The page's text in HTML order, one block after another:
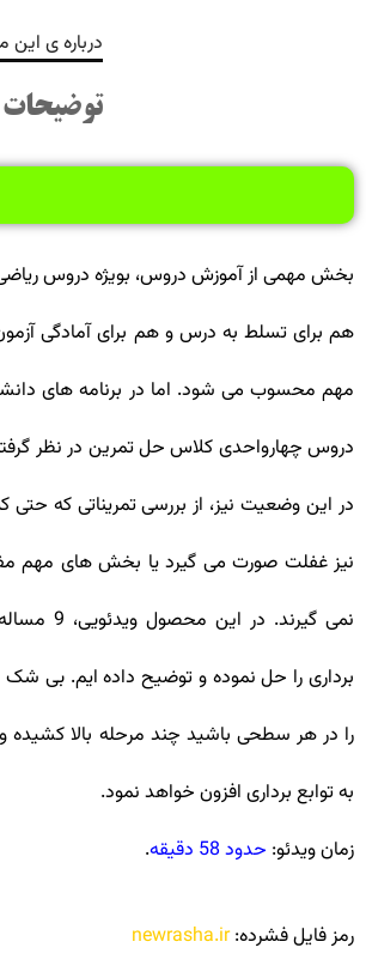
درباره ی
توضیحات
بخش مهمی از آموزش دروس، بویژه دروس
هم برای تسلط به درس و هم برای آمادگی
مهم محسوب می شود. اما در برنامه های
دروس چهارواحدی کلاس حل تمرین در نظر
در این وضعیت نیز، از بررسی تمریناتی که حتی
نیز غفلت صورت می گیرد یا بخش های مهم
نمی گیرند. در
برداری را حل نموده و توضیح داده ایم. بی
را در هر سطحی باشید چند مرحله بالا
به توابع برداری افزون خواهد نمود.
زمان ویدئو: حدود 58 دقیقه .
رمز فایل فشرده:newrasha.ir